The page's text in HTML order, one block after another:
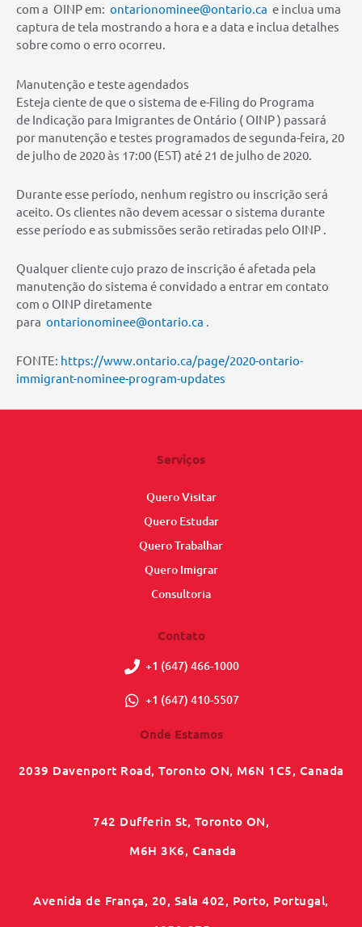
com a OINP em: ontarionominee@ontario.ca e inclua uma
captura de tela mostrando a hora e a data e inclua detalhes
sobre como o erro ocorreu.
Manutenção e teste agendados
Esteja ciente de que o sistema de e-Filing do Programa
de Indicação para Imigrantes de Ontário ( OINP ) passará
por manutenção e testes programados de segunda-feira, 20
de julho de 2020 às 17:00 (EST) até 21 de julho de 2020.
Durante esse período, nenhum registro ou inscrição será
aceito. Os clientes não devem acessar o sistema durante
esse período e as submissões serão retiradas pelo OINP .
Qualquer cliente cujo prazo de inscrição é afetada pela
manutenção do sistema é convidado a entrar em contato
com o OINP diretamente
para ontarionominee@ontario.ca .
FONTE: https://www.ontario.ca/page/2020-ontario-
immigrant-nominee-program-updates
Serviços
Quero Visitar
Quero Estudar
Quero Trabalhar
Quero Imigrar
Consultoria
Contato
+1 (647) 466-1000
+1 (647) 410-5507
Onde Estamos
2039 Davenport Road, Toronto ON, M6N 1C5, Canada
742 Dufferin St, Toronto ON,
M6H 3K6, Canada
Avenida de França, 20, Sala 402, Porto, Portugal,